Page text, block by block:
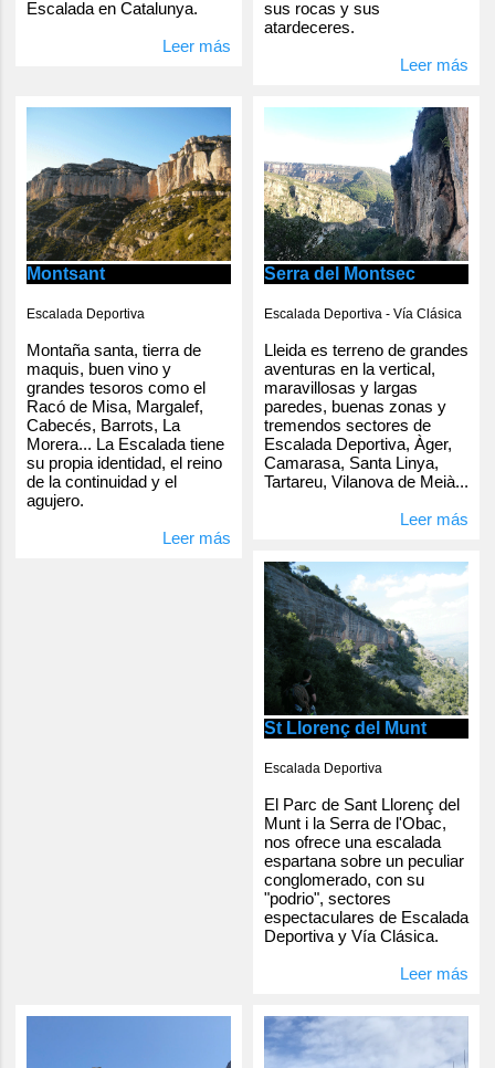
Escalada en Catalunya.
Leer más
sus rocas y sus
atardeceres.
Leer más
Montsant
Escalada Deportiva
Montaña santa, tierra de
maquis, buen vino y
grandes tesoros como el
Racó de Misa, Margalef,
Cabecés, Barrots, La
Morera... La Escalada tiene
su propia identidad, el reino
de la continuidad y el
agujero.
Leer más
Serra del Montsec
Escalada Deportiva - Vía Clásica
Lleida es terreno de grandes
aventuras en la vertical,
maravillosas y largas
paredes, buenas zonas y
tremendos sectores de
Escalada Deportiva, Àger,
Camarasa, Santa Linya,
Tartareu, Vilanova de Meià...
Leer más
St Llorenç del Munt
Escalada Deportiva
El Parc de Sant Llorenç del
Munt i la Serra de l'Obac,
nos ofrece una escalada
espartana sobre un peculiar
conglomerado, con su
"podrio", sectores
espectaculares de Escalada
Deportiva y Vía Clásica.
Leer más